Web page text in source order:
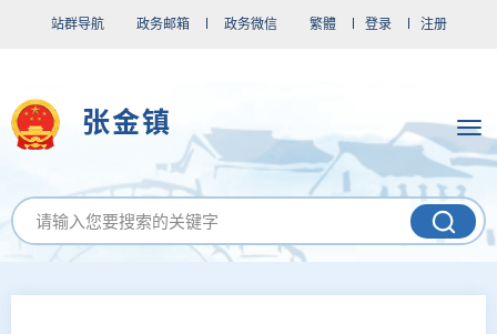
站群导航 政务邮箱 政务微信 繁體 登录 注册
张金镇